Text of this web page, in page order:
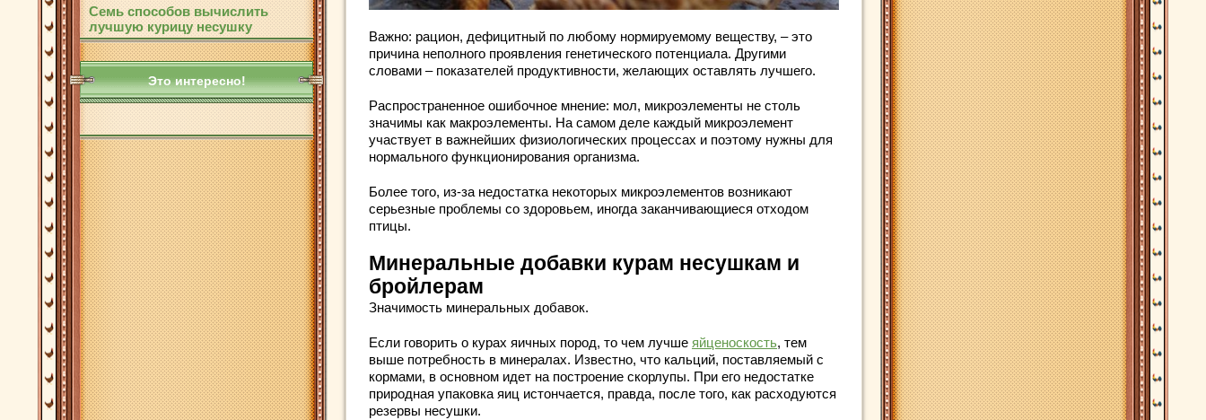
Семь способов вычислить
лучшую курицу несушку
Это интересно!
Важно: рацион, дефицитный по любому нормируемому веществу, – это
причина неполного проявления генетического потенциала. Другими
словами – показателей продуктивности, желающих оставлять лучшего.
Распространенное ошибочное мнение: мол, микроэлементы не столь
значимы как макроэлементы. На самом деле каждый микроэлемент
участвует в важнейших физиологических процессах и поэтому нужны для
нормального функционирования организма.
Более того, из-за недостатка некоторых микроэлементов возникают
серьезные проблемы со здоровьем, иногда заканчивающиеся отходом
птицы.
Минеральные добавки курам несушкам и
бройлерам
Значимость минеральных добавок.
Если говорить о курах яичных пород, то чем лучше яйценоскость, тем
выше потребность в минералах. Известно, что кальций, поставляемый с
кормами, в основном идет на построение скорлупы. При его недостатке
природная упаковка яиц истончается, правда, после того, как расходуются
резервы несушки.